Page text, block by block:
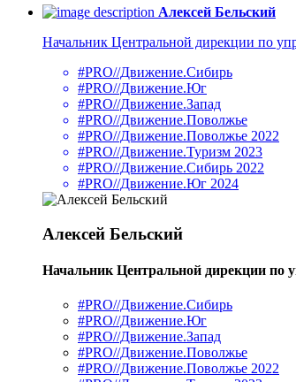
Алексей Бельский
Начальник Центральной дирекции по
#PRO//Движение.Сибирь
#PRO//Движение.Юг
#PRO//Движение.Запад
#PRO//Движение.Поволжье
#PRO//Движение.Поволжье 2022
#PRO//Движение.Туризм 2023
#PRO//Движение.Сибирь 2022
#PRO//Движение.Юг 2024
Алексей Бельский
Начальник Центральной дирекции
#PRO//Движение.Сибирь
#PRO//Движение.Юг
#PRO//Движение.Запад
#PRO//Движение.Поволжье
#PRO//Движение.Поволжье 2022